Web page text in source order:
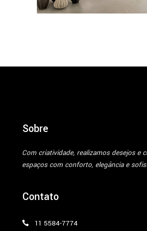
Sobre
Com criatividade, realizamos desejos e
espaços com conforto, elegância e
Contato
11 5584-7774